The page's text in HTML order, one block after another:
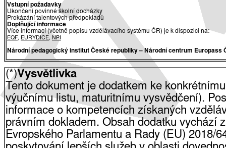
Vstupní požadavky
Ukončení povinné školní docházky
Prokázání talentových předpokladů
Doplňující informace
Více informací (včetně popisu vzdělávacího systému ČR) je k dispozici na:
EQF, EURYDICE, NPI
Národní pedagogický institut České republiky– Národní centrum Europass
(*)Vysvětlivka
Tento dokument je dodatkem ke
výučnímu listu, maturitnímu vysvědčení).
informace o kompetencích získaných
právním dokladem. Obsah dodatku vychází
Evropského Parlamentu a Rady (EU) 2018/